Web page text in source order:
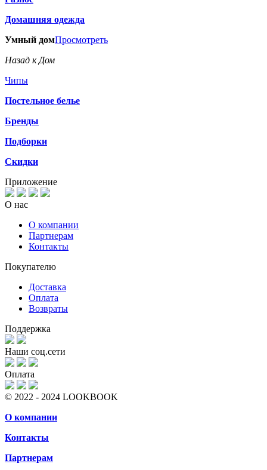
Домашняя одежда
Умный домПросмотреть
Назад к Дом
Чипы
Постельное белье
Бренды
Подборки
Скидки
Приложение
О нас
О компании
Партнерам
Контакты
Покупателю
Доставка
Оплата
Возвраты
Поддержка
Наши соц.сети
Оплата
© 2022 - 2024 LOOKBOOK
О компании
Контакты
Партнерам